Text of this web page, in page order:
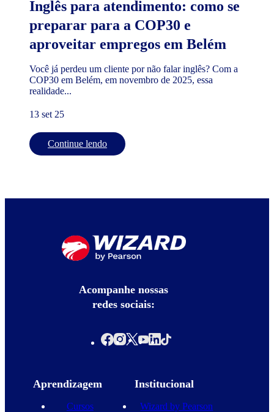
Inglês para atendimento: como se
preparar para a COP30 e
aproveitar empregos em Belém
Você já perdeu um cliente por não falar inglês? Com a
COP30 em Belém, em novembro de 2025, essa
realidade...
13 set 25
Continue lendo
Acompanhe nossas
redes sociais:
Aprendizagem
Cursos
Institucional
Wizard by Pearson